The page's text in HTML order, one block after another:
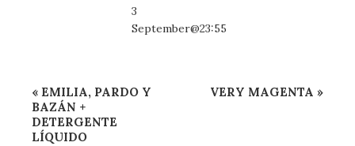
3
September@23:55
Event
Navigation
« EMILIA, PARDO Y
BAZÁN +
DETERGENTE
LÍQUIDO
VERY MAGENTA »